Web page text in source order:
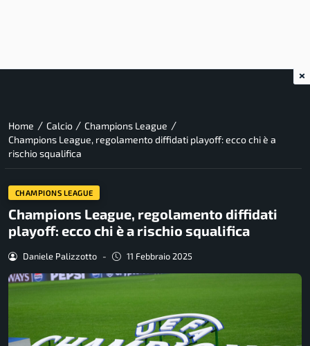
Home / Calcio / Champions League /
Champions League, regolamento diffidati playoff: ecco chi è a
rischio squalifica
CHAMPIONS LEAGUE
Champions League, regolamento diffidati
playoff: ecco chi è a rischio squalifica
Daniele Palizzotto - 11 Febbraio 2025
×